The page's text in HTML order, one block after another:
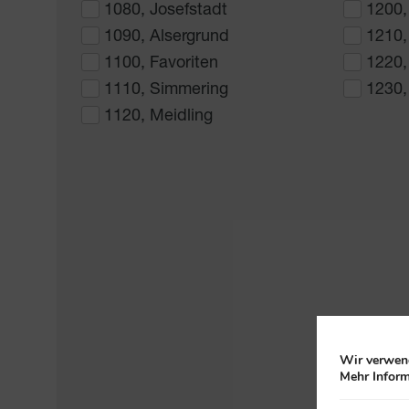
1080, Josefstadt
1090, Alsergrund
1100, Favoriten
1110, Simmering
1120, Meidling
Wir
Mehr